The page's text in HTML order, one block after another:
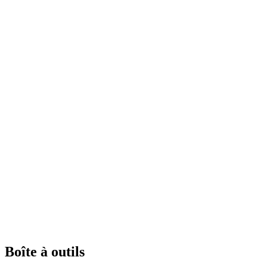
Boîte à outils